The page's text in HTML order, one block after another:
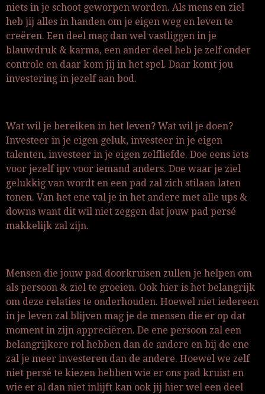
niets in je schoot geworpen worden. Als mens en ziel
heb jij alles in handen om je eigen weg en leven te
creëren. Een deel mag dan wel vastliggen in je
blauwdruk & karma, een ander deel heb je zelf onder
controle en daar kom jij in het spel. Daar komt jou
investering in jezelf aan bod.
Wat wil je bereiken in het leven? Wat wil je doen?
Investeer in je eigen geluk, investeer in je eigen
talenten, investeer in je eigen zelfliefde. Doe eens iets
voor jezelf ipv voor iemand anders. Doe waar je ziel
gelukkig van wordt en een pad zal zich stilaan laten
tonen. Van het ene val je in het andere met alle ups &
downs want dit wil niet zeggen dat jouw pad persé
makkelijk zal zijn.
Mensen die jouw pad doorkruisen zullen je helpen om
als persoon & ziel te groeien. Ook hier is het belangrijk
om deze relaties te onderhouden. Hoewel niet iedereen
in je leven zal blijven mag je de mensen die er op dat
moment in zijn appreciëren. De ene persoon zal een
belangrijkere rol hebben dan de andere en bij de ene
zal je meer investeren dan de andere. Hoewel we zelf
niet persé te kiezen hebben wie er ons pad kruist en
wie er al dan niet inlijft kan ook jij hier wel een deel